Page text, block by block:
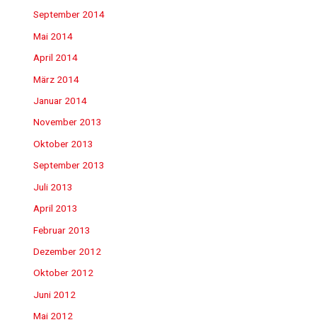
September 2014
Mai 2014
April 2014
März 2014
Januar 2014
November 2013
Oktober 2013
September 2013
Juli 2013
April 2013
Februar 2013
Dezember 2012
Oktober 2012
Juni 2012
Mai 2012